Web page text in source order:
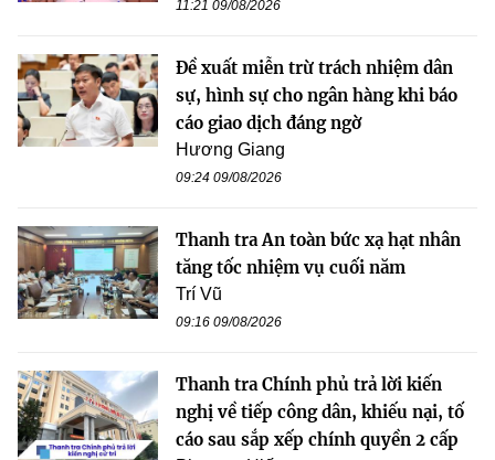
11:21 09/08/2026
Đề xuất miễn trừ trách nhiệm dân
sự, hình sự cho ngân hàng khi báo
cáo giao dịch đáng ngờ
Hương Giang
09:24 09/08/2026
Thanh tra An toàn bức xạ hạt nhân
tăng tốc nhiệm vụ cuối năm
Trí Vũ
09:16 09/08/2026
Thanh tra Chính phủ trả lời kiến
nghị về tiếp công dân, khiếu nại, tố
cáo sau sắp xếp chính quyền 2 cấp